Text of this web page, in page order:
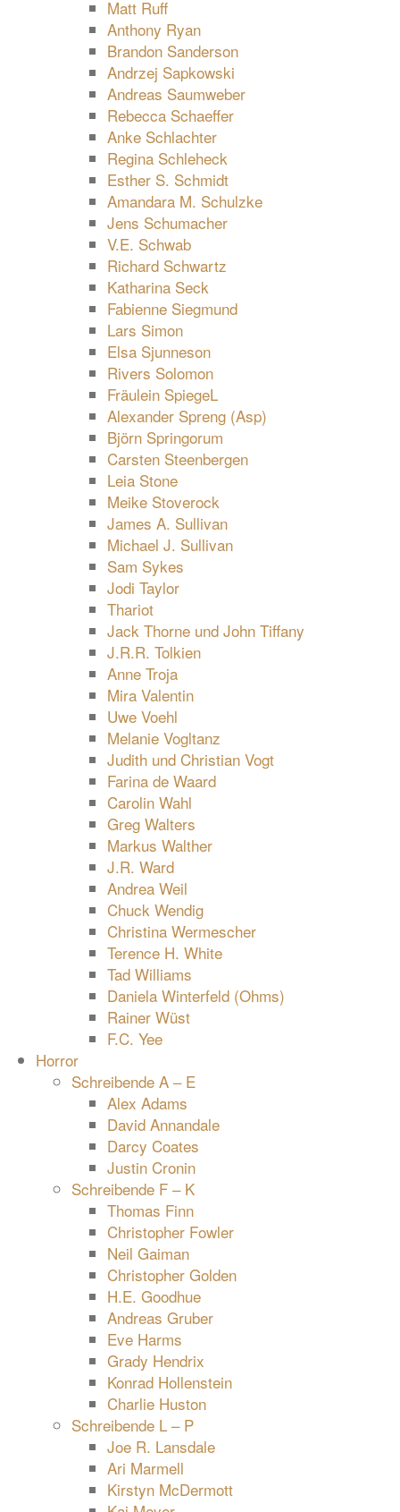
Matt Ruff
Anthony Ryan
Brandon Sanderson
Andrzej Sapkowski
Andreas Saumweber
Rebecca Schaeffer
Anke Schlachter
Regina Schleheck
Esther S. Schmidt
Amandara M. Schulzke
Jens Schumacher
V.E. Schwab
Richard Schwartz
Katharina Seck
Fabienne Siegmund
Lars Simon
Elsa Sjunneson
Rivers Solomon
Fräulein SpiegeL
Alexander Spreng (Asp)
Björn Springorum
Carsten Steenbergen
Leia Stone
Meike Stoverock
James A. Sullivan
Michael J. Sullivan
Sam Sykes
Jodi Taylor
Thariot
Jack Thorne und John Tiffany
J.R.R. Tolkien
Anne Troja
Mira Valentin
Uwe Voehl
Melanie Vogltanz
Judith und Christian Vogt
Farina de Waard
Carolin Wahl
Greg Walters
Markus Walther
J.R. Ward
Andrea Weil
Chuck Wendig
Christina Wermescher
Terence H. White
Tad Williams
Daniela Winterfeld (Ohms)
Rainer Wüst
F.C. Yee
Horror
Schreibende A – E
Alex Adams
David Annandale
Darcy Coates
Justin Cronin
Schreibende F – K
Thomas Finn
Christopher Fowler
Neil Gaiman
Christopher Golden
H.E. Goodhue
Andreas Gruber
Eve Harms
Grady Hendrix
Konrad Hollenstein
Charlie Huston
Schreibende L – P
Joe R. Lansdale
Ari Marmell
Kirstyn McDermott